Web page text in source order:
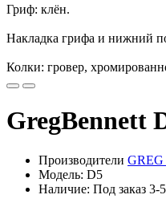
Гриф: клён.
Накладка грифа и нижний
Колки: гровер,
GregBennett
Производители
Модель: D5
Наличие: Под заказ 3-